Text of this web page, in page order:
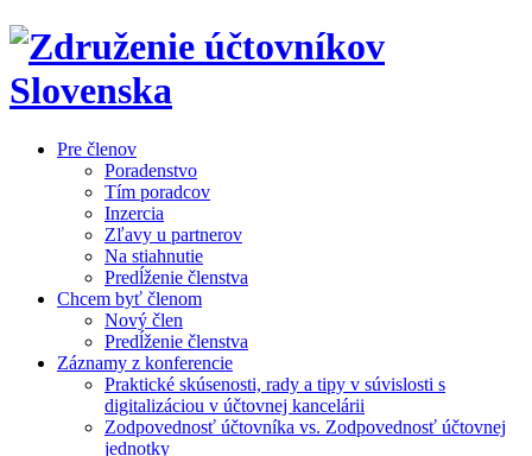
Pre členov
Poradenstvo
Tím poradcov
Inzercia
Zľavy u partnerov
Na stiahnutie
Predĺženie členstva
Chcem byť členom
Nový člen
Predĺženie členstva
Záznamy z konferencie
Praktické skúsenosti, rady a tipy v súvislosti s
digitalizáciou v účtovnej kancelárii
Zodpovednosť účtovníka vs. Zodpovednosť účtovnej
jednotky